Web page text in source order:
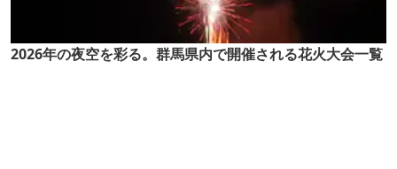
2026年の夜空を彩る。群馬県内で開催される花火大会一覧